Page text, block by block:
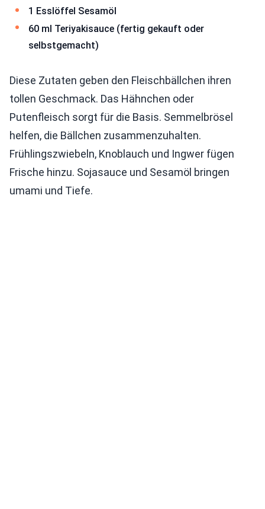
1 Esslöffel Sesamöl
60 ml Teriyakisauce (fertig gekauft oder
selbstgemacht)
Diese Zutaten geben den Fleischbällchen ihren
tollen Geschmack. Das Hähnchen oder
Putenfleisch sorgt für die Basis. Semmelbrösel
helfen, die Bällchen zusammenzuhalten.
Frühlingszwiebeln, Knoblauch und Ingwer fügen
Frische hinzu. Sojasauce und Sesamöl bringen
umami und Tiefe.